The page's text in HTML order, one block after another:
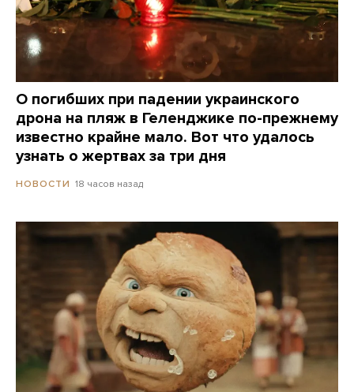
О погибших при падении украинского
дрона на пляж в Геленджике по-прежнему
известно крайне мало. Вот что удалось
узнать о жертвах за три дня
НОВОСТИ 18 часов назад